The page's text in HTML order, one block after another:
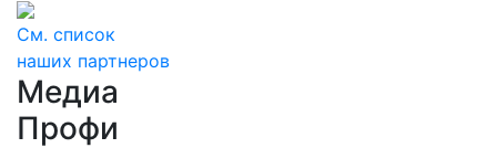
См. список
наших партнеров
Медиа
Профи